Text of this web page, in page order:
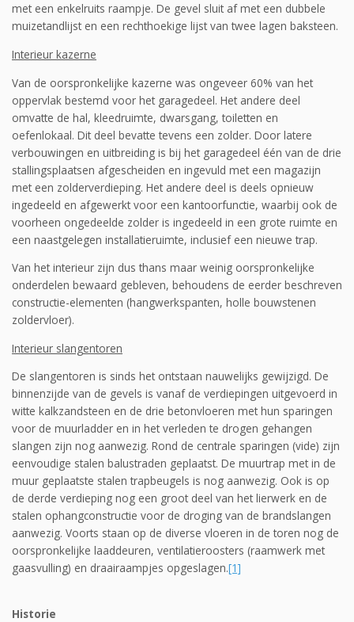
met een enkelruits raampje. De gevel sluit af met een dubbele
muizetandlijst en een rechthoekige lijst van twee lagen baksteen.
Interieur kazerne
Van de oorspronkelijke kazerne was ongeveer 60% van het
oppervlak bestemd voor het garagedeel. Het andere deel
omvatte de hal, kleedruimte, dwarsgang, toiletten en
oefenlokaal. Dit deel bevatte tevens een zolder. Door latere
verbouwingen en uitbreiding is bij het garage­deel één van de drie
stallingsplaatsen afgescheiden en ingevuld met een magazijn
met een zolderverdieping. Het andere deel is deels opnieuw
ingedeeld en afgewerkt voor een kantoor­functie, waarbij ook de
voorheen ongedeelde zolder is ingedeeld in een grote ruimte en
een naastgelegen installatieruimte, inclusief een nieuwe trap.
Van het interieur zijn dus thans maar weinig oorspronkelijke
onderdelen bewaard gebleven, behoudens de eerder beschreven
constructie-elementen (hangwerkspanten, holle bouwstenen
zoldervloer).
Interieur slangentoren
De slangentoren is sinds het ontstaan nauwelijks gewijzigd. De
binnenzijde van de gevels is vanaf de verdiepingen uitgevoerd in
witte kalkzandsteen en de drie betonvloeren met hun sparingen
voor de muurladder en in het verleden te drogen gehangen
slangen zijn nog aan­wezig. Rond de centrale sparingen (vide) zijn
eenvoudige stalen balustraden geplaatst. De muurtrap met in de
muur geplaatste stalen trapbeugels is nog aanwezig. Ook is op
de derde verdieping nog een groot deel van het lierwerk en de
stalen ophangconstructie voor de droging van de brandslangen
aanwezig. Voorts staan op de diverse vloeren in de toren nog de
oorspronkelijke laaddeuren, ventilatieroosters (raamwerk met
gaasvulling) en draairaampjes opgeslagen.[1]
Historie